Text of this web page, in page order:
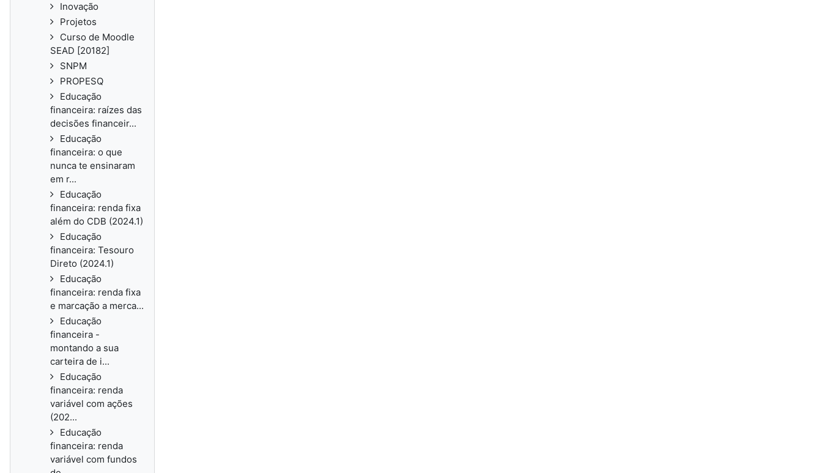
Inovação
Projetos
Curso de Moodle
SEAD [20182]
SNPM
PROPESQ
Educação
financeira: raízes das
decisões financeir...
Educação
financeira: o que
nunca te ensinaram
em r...
Educação
financeira: renda fixa
além do CDB (2024.1)
Educação
financeira: Tesouro
Direto (2024.1)
Educação
financeira: renda fixa
e marcação a merca...
Educação
financeira -
montando a sua
carteira de i...
Educação
financeira: renda
variável com ações
(202...
Educação
financeira: renda
variável com fundos